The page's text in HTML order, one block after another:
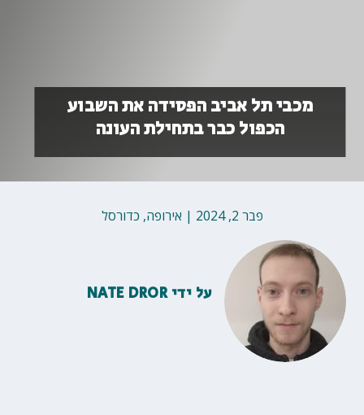
מכבי תל אביב הפסידה את השבוע
הכפול כבר בתחילת העונה
פבר 2, 2024 | אירופה, כדורסל
על ידיNATE DROR